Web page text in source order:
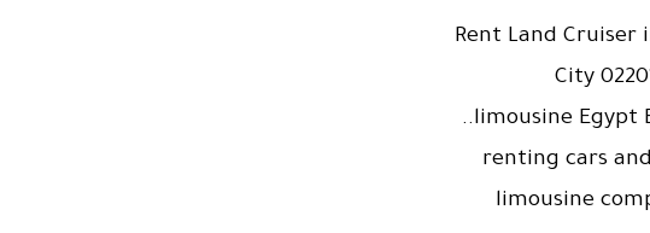
Rent Land Cruiser
City
..limousine Egypt
renting cars
limousine